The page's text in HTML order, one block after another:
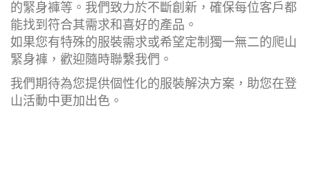
的緊身褲等。我們致力於不斷創新，確保每位客戶都
能找到符合其需求和喜好的產品。
如果您有特殊的服裝需求或希望定制獨一無二的爬山
緊身褲，歡迎隨時聯繫我們。
我們期待為您提供個性化的服裝解決方案，助您在登
山活動中更加出色。